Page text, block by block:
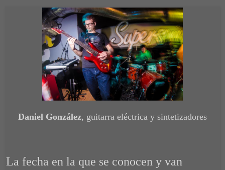
Daniel González, guitarra eléctrica y sintetizadores
La fecha en la que se conocen y van